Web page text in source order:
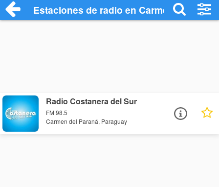
Estaciones de radio en Carmen del
Radio Costanera del Sur
FM 98.5
Carmen del Paraná, Paraguay